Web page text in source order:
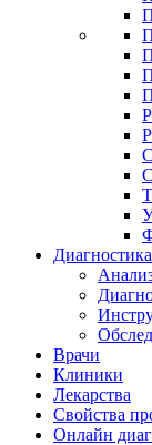
Диагностика
Врачи
Клиники
Лекарства
Свойства
Онлайн